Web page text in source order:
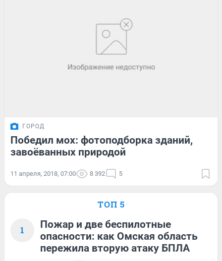
ГОРОД
Победил мох: фотоподборка зданий,
завоёванных природой
11 апреля, 2018, 07:00 8 392 5
ТОП 5
1
Пожар и две беспилотные
опасности: как Омская область
пережила вторую атаку БПЛА